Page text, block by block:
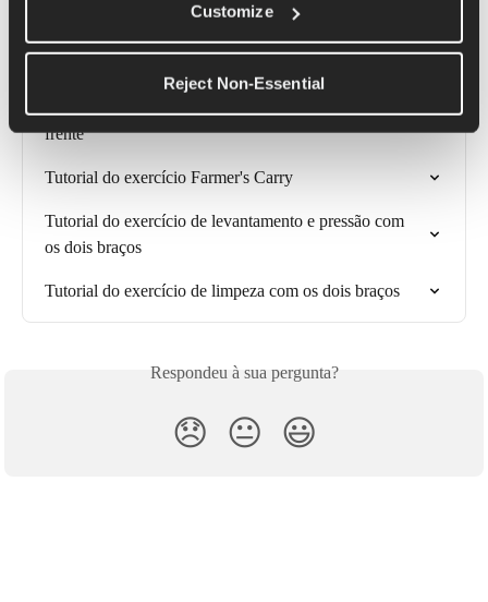
Customize
Reject Non-Essential
Tutorial do exercício agachamento com halteres para
frente
Tutorial do exercício Farmer's Carry
Tutorial do exercício de levantamento e pressão com
os dois braços
Tutorial do exercício de limpeza com os dois braços
Respondeu à sua pergunta?
😞 😐 😃